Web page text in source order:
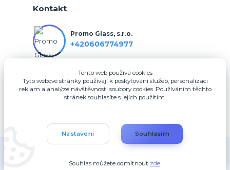
Kontakt
Promo Glass, s.r.o.
+420606774977
info@3dfotodarky.cz
Tento web používá cookies
Tyto webové stránky používají k poskytování služeb, personalizaci
reklam a analýze návštěvnosti soubory cookies. Používáním těchto
stránek souhlasíte s jejich použitím.
Nastavení Souhlasím
Souhlas můžete odmítnout zde.